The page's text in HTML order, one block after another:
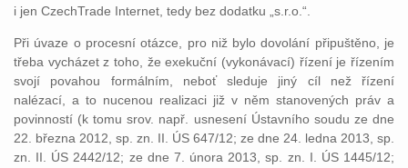
i jen CzechTrade Internet, tedy bez dodatku „s.r.o.“.
Při úvaze o procesní otázce, pro niž bylo dovolání připuštěno, je
třeba vycházet z toho, že exekuční (vykonávací) řízení je řízením
svojí povahou formálním, neboť sleduje jiný cíl než řízení
nalézací, a to nucenou realizaci již v něm stanovených práv a
povinností (k tomu srov. např. usnesení Ústavního soudu ze dne
22. března 2012, sp. zn. II. ÚS 647/12; ze dne 24. ledna 2013, sp.
zn. II. ÚS 2442/12; ze dne 7. února 2013, sp. zn. I. ÚS 1445/12;